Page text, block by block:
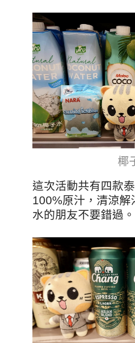
椰
這次活動共有四款
100%原汁，清涼解
水的朋友不要錯過。